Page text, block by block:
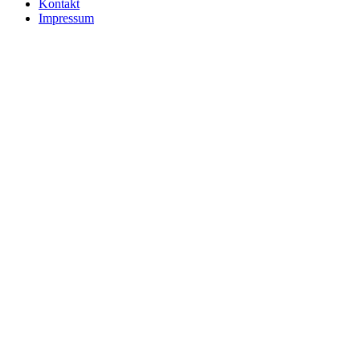
Kontakt
Impressum